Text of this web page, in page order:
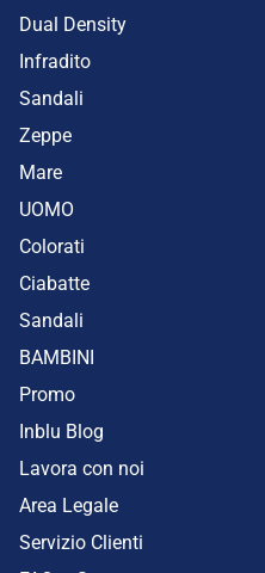
Dual Density
Infradito
Sandali
Zeppe
Mare
UOMO
Colorati
Ciabatte
Sandali
BAMBINI
Promo
Inblu Blog
Lavora con noi
Area Legale
Servizio Clienti